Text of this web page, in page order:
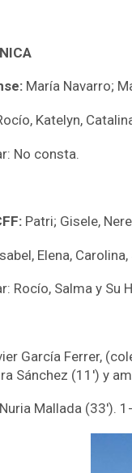
María Navarro;
Katelyn,
No consta.
Patri; Gisele,
Elena,
Rocío, Salma y Su
García Ferrer,
Sánchez (11′) y
Mallada (33′).